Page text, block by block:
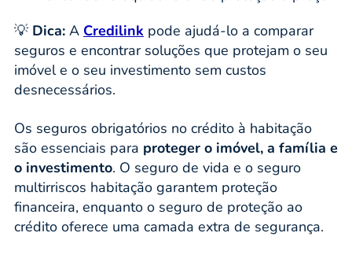
💡 Dica: A Credilink pode ajudá-lo a comparar
seguros e encontrar soluções que protejam o seu
imóvel e o seu investimento sem custos
desnecessários.
Os seguros obrigatórios no crédito à habitação
são essenciais para proteger o imóvel, a família e
o investimento. O seguro de vida e o seguro
multirriscos habitação garantem proteção
financeira, enquanto o seguro de proteção ao
crédito oferece uma camada extra de segurança.